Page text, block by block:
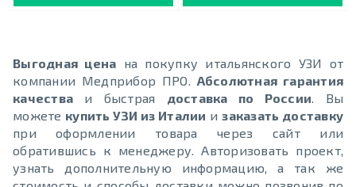
Выгодная цена на покупку итальянского УЗИ от
компании Медприбор ПРО. Абсолютная гарантия
качества и быстрая доставка по России . Вы
можете купить УЗИ из Италии изаказать доставку
при оформлении товара через сайт или
обратившись к менеджеру. Авторизовать проект,
узнать дополнительную информацию, а так же